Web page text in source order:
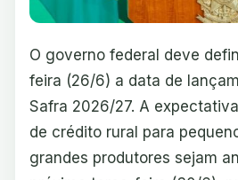
O governo federal deve
feira (26/6) a data de
Safra 2026/27. A
de crédito rural para
grandes produtores sejam